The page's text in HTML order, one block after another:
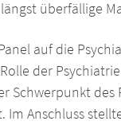
überfällige
auf die
der
Schwerpunkt des
Anschluss